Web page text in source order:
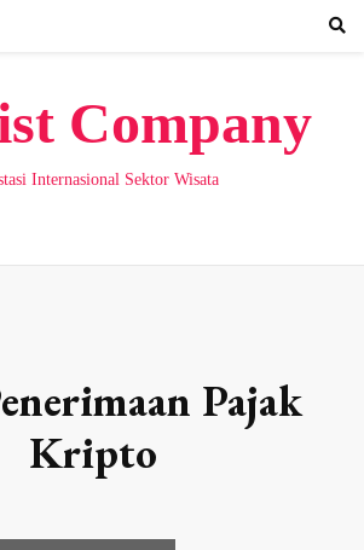
Company
Internasional Sektor Wisata
Pajak
Kripto